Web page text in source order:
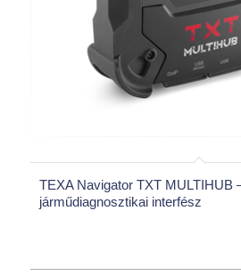
TEXA Navigator TXT MULTIHUB
járműdiagnosztikai interfész